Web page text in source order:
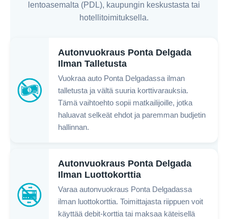
lentoasemalta (PDL), kaupungin keskustasta tai
hotellitoimituksella.
Autonvuokraus Ponta Delgada
Ilman Talletusta
Vuokraa auto Ponta Delgadassa ilman
talletusta ja vältä suuria korttivarauksia.
Tämä vaihtoehto sopii matkailijoille, jotka
haluavat selkeät ehdot ja paremman budjetin
hallinnan.
Autonvuokraus Ponta Delgada
Ilman Luottokorttia
Varaa autonvuokraus Ponta Delgadassa
ilman luottokorttia. Toimittajasta riippuen voit
käyttää debit-korttia tai maksaa käteisellä